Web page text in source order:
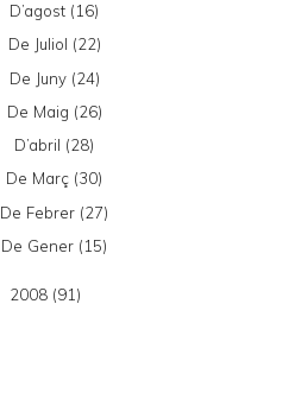
D’agost (16)
De Juliol (22)
De Juny (24)
De Maig (26)
D’abril (28)
De Març (30)
De Febrer (27)
De Gener (15)
2008 (91)